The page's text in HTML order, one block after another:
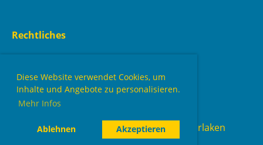
Diese Website verwendet Cookies, um
Inhalte und Angebote zu personalisieren.
Mehr Infos
Ablehnen Akzeptieren
Rechtliches
Impressum
Datenschutz
Copyright © Segelclub Neuhaus-Interlaken
Erstellt mit ClubDesk Vereinssoftware